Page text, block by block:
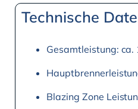
Technische
Gesamtleistung: ca.
Blazing Zone